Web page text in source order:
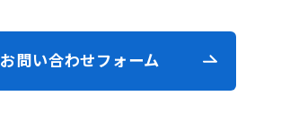
お問い合わせフォーム